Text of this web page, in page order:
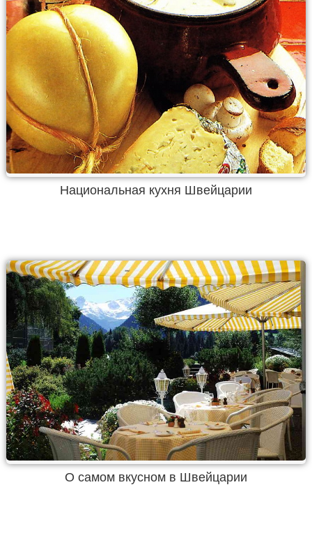
Национальная кухня Швейцарии
О самом вкусном в Швейцарии